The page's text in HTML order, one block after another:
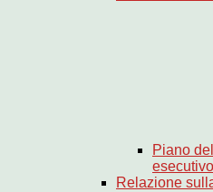
Piano
Relazione